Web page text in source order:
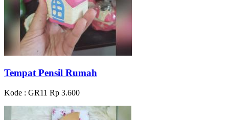
Tempat Pensil Rumah
Kode : GR11 Rp 3.600